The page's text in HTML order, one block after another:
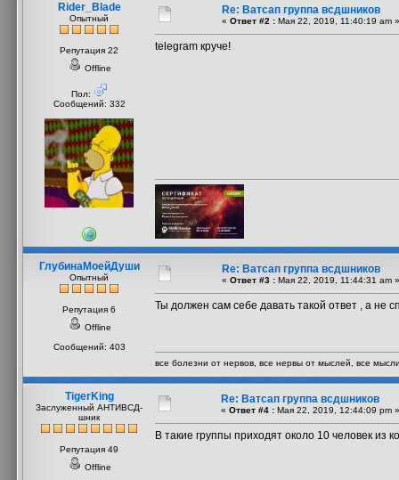
Rider_Blade
Опытный
Репутация 22
Offline
Пол:
Сообщений: 332
Re: Ватсап группа всдшников
« Ответ #2 : Мая 22, 2019, 11:40:19 am »
telegram круче!
ГлубинаМоейДуши
Опытный
Репутация 6
Offline
Сообщений: 403
Re: Ватсап группа всдшников
« Ответ #3 : Мая 22, 2019, 11:44:31 am »
Ты должен сам себе давать такой ответ , а не
все болезни от нервов, все нервы от мыслей, все
TigerKing
Заслуженный АНТИВСД-
шник
Репутация 49
Offline
Re: Ватсап группа всдшников
« Ответ #4 : Мая 22, 2019, 12:44:09 pm »
В такие группы приходят около 10 человек